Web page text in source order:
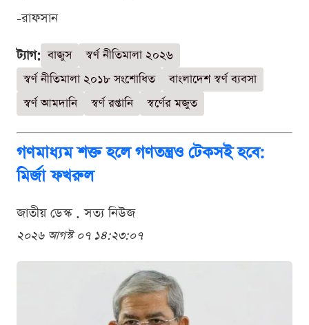
-রাফসান
ট্যাগ: বাজুস
স্বর্ণ নীতিমালা ২০২৬
স্বর্ণ নীতিমালা ২০১৮ সংশোধিত
বাংলাদেশ স্বর্ণ ব্যবসা
স্বর্ণ আমদানি
স্বর্ণ রপ্তানি স্বর্ণের মজুত
গণমাধ্যম শক্ত হলে গণতন্ত্রও টেকসই হবে:
মির্জা ফখরুল
জাতীয় ডেস্ক . সত্য নিউজ
২০২৬ আগস্ট ০৭ ১৪:২৩:০৭